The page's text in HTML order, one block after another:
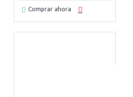
Comprar ahora